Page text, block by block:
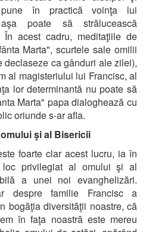
pune în practică voinţa lui
poate să strălucească
În acest cadru, meditaţiile de
Marta", scurtele sale omilii
declaseze ca gânduri ale zilei),
al magisteriului lui Francisc, al
lor determinantă nu poate să
Marta" papa dialoghează cu
oriunde s-ar afla.
şi al Bisericii
foarte clar acest lucru, ia în
loc privilegiat al omului şi al
a unei noi evanghelizări.
despre familie Francisc a
bogăţia diversităţii noastre, că
în faţa noastră este mereu